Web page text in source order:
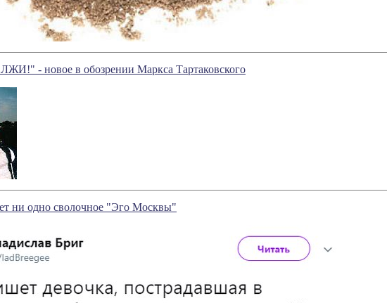
- новое в обозрении Маркса Тартаковского
ни одно сволочное "Эго Москвы"